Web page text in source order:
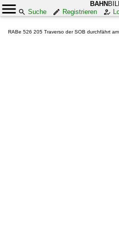
BAHN
Suche
Registrieren
RABe 526 205 Traverso der SOB durchfährt